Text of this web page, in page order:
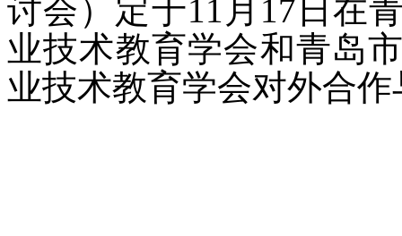
讨会）定于11月17日在
业技术教育学会和青岛
业技术教育学会对外合